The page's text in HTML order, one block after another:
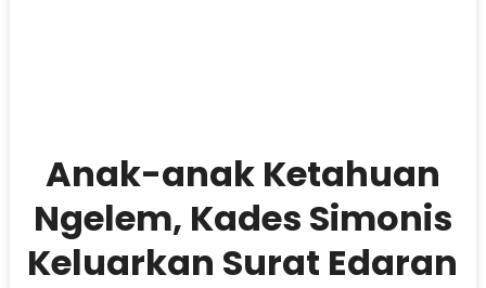
Anak-anak Ketahuan
Ngelem, Kades Simonis
Keluarkan Surat Edaran